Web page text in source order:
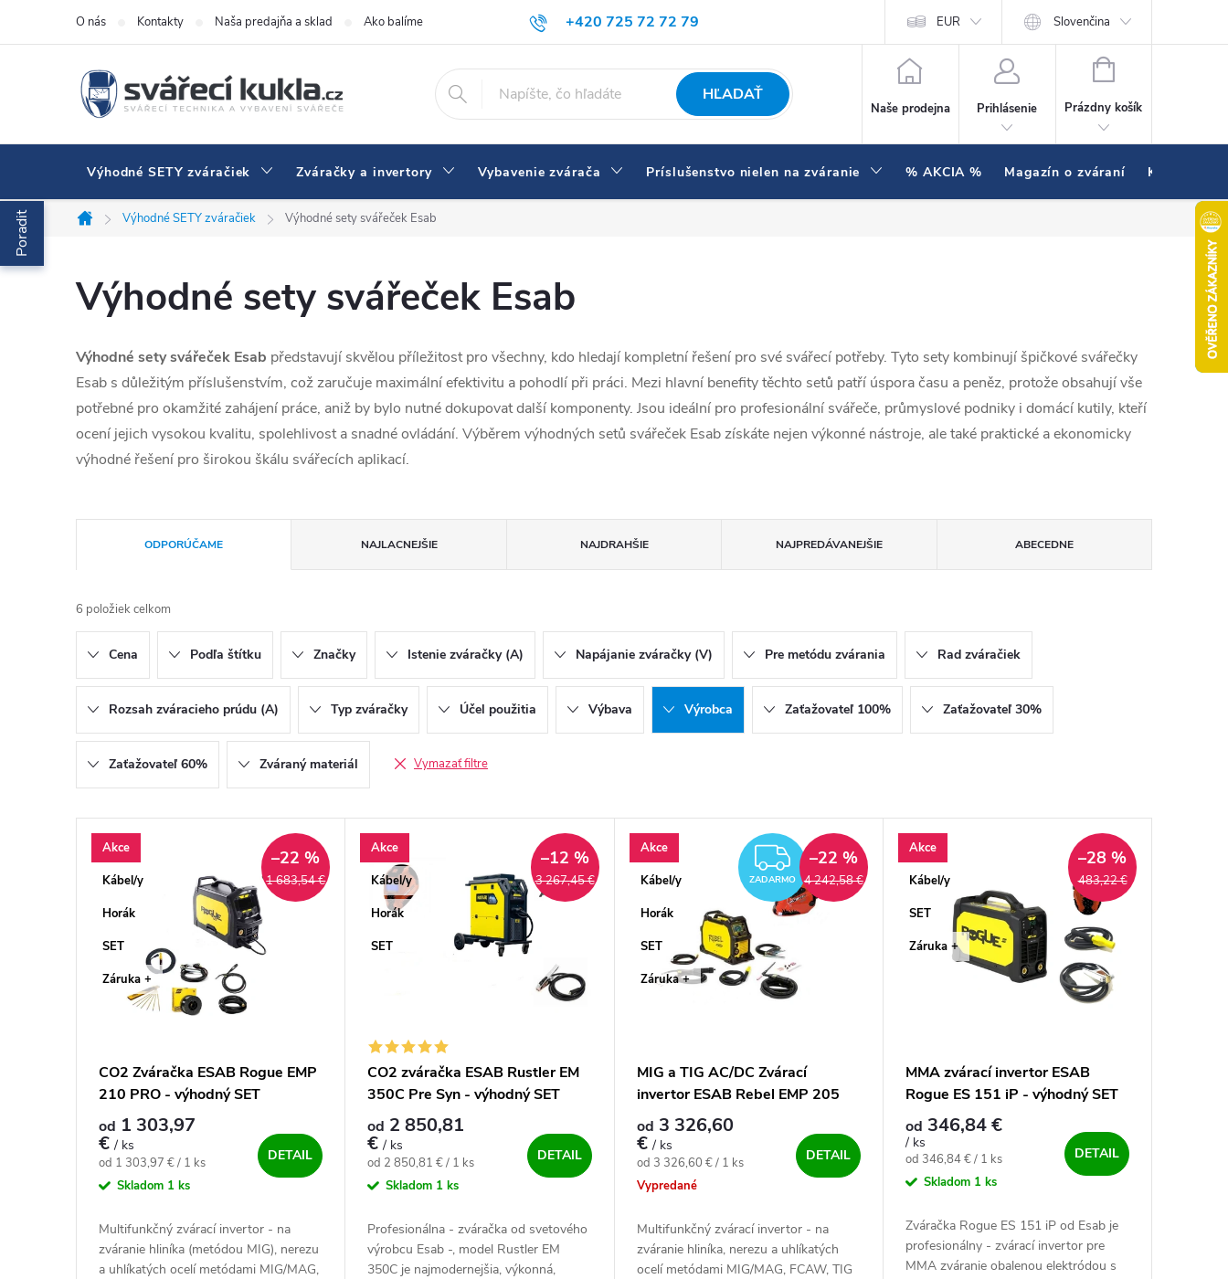
Prejsť na obsah +420 725 72 72 79
eshop@svarecikukla.cz
O nás Kontakty Naša predajňa a sklad Ako balíme Doprava a platba Prečo nakupovať u nás Zváračky a vybavenie testujeme v praxi Hodnotenie obchodu
EUR Slovenčina
HĽADAŤ
Naše prodejna Prihlásenie
NÁKUPNÝ KOŠÍK
Prázdny košík
Výhodné SETY zváračiek Zváračky a invertory Vybavenie zvárača Príslušenstvo nielen na zváranie % AKCIA % Magazín o zváraní Kontakty
Domov
Výhodné SETY zváračiek Výhodné sety svářeček Esab
Výhodné sety svářeček Esab
Výhodné sety svářeček Esab představují skvělou příležitost pro všechny, kdo hledají kompletní řešení pro své svářecí potřeby. Tyto sety kombinují špičkové svářečky
Esab s důležitým příslušenstvím, což zaručuje maximální efektivitu a pohodlí při práci. Mezi hlavní benefity těchto setů patří úspora času a peněz, protože obsahují vše
potřebné pro okamžité zahájení práce, aniž by bylo nutné dokupovat další komponenty. Jsou ideální pro profesionální svářeče, průmyslové podniky i domácí kutily, kteří
ocení jejich vysokou kvalitu, spolehlivost a snadné ovládání. Výběrem výhodných setů svářeček Esab získáte nejen výkonné nástroje, ale také praktické a ekonomicky
výhodné řešení pro širokou škálu svářecích aplikací.
Radenie produktov
ODPORÚČAME NAJLACNEJŠIE NAJDRAHŠIE NAJPREDÁVANEJŠIE ABECEDNE
6 položiek celkom
Cena Podľa štítku Značky Istenie zváračky (A) Napájanie zváračky (V) Pre metódu zvárania Rad zváračiek
Rozsah zváracieho prúdu (A) Typ zváračky Účel použitia Výbava Výrobca Zaťažovateľ 100% Zaťažovateľ 30%
Zaťažovateľ 60% Zváraný materiál Vymazať filtre
Výpis produktov
Akce
Kábel/y
Horák
SET
Záruka +
1 683,54 €
–22 %
CO2 Zváračka ESAB Rogue EMP
210 PRO - výhodný SET
od 1 303,97
€/ ks
Jednotková cena:
od 1 303,97 € / 1 ks
Skladom 1 ks
DETAIL
Multifunkčný zvárací invertor - na
zváranie hliníka (metódou MIG), nerezu
a uhlíkatých ocelí metódami MIG/MAG,
Akce
Kábel/y
Horák
SET
3 267,45 €
–12 %
CO2 zváračka ESAB Rustler EM
350C Pre Syn - výhodný SET
od 2 850,81
€/ ks
Jednotková cena:
od 2 850,81 € / 1 ks
Skladom 1 ks
DETAIL
Profesionálna - zváračka od svetového
výrobcu Esab -, model Rustler EM
350C je najmodernejšia, výkonná,
Akce
Kábel/y
Horák
SET
Záruka +
ZADARMO
ZADARMO 4 242,58 €
–22 %
MIG a TIG AC/DC Zvárací
invertor ESAB Rebel EMP 205
AC/DC - výhodný SET
od 3 326,60
€/ ks
Jednotková cena:
od 3 326,60 € / 1 ks
Vypredané
DETAIL
Multifunkčný zvárací invertor - na
zváranie hliníka, nerezu a uhlíkatých
ocelí metódami MIG/MAG, FCAW, TIG
Akce
Kábel/y
SET
Záruka +
483,22 €
–28 %
MMA zvárací invertor ESAB
Rogue ES 151 iP - výhodný SET
od 346,84 €
/ ks
Jednotková cena:
od 346,84 € / 1 ks
Skladom 1 ks
DETAIL
Zváračka Rogue ES 151 iP od Esab je
profesionálny - zvárací invertor pre
MMA zváranie obalenou elektródou s
Poradit